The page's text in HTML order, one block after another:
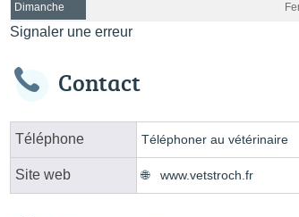
Dimanche
Signaler une erreur
Contact
Téléphone Téléphoner au vétérinaire
Site web www.vetstroch.fr